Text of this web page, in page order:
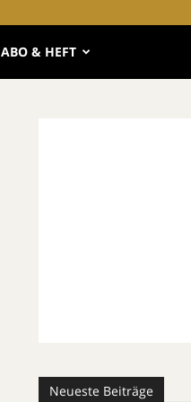
ABO & HEFT
Neueste Beiträge